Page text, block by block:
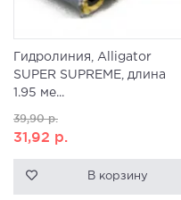
Гидролиния, Alligator
SUPER SUPREME, длина
1.95 ме...
39,90р.
31,92 р.
В корзину